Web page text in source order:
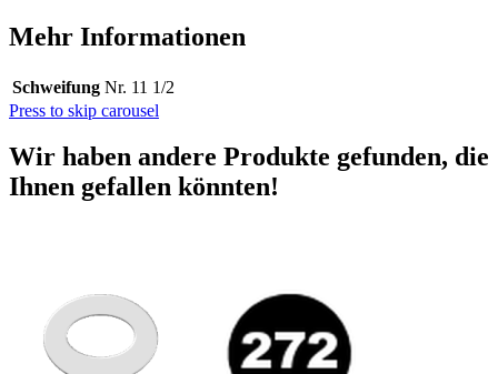
Mehr Informationen
Schweifung Nr. 11 1/2
Press to skip carousel
Wir haben andere Produkte gefunden, die
Ihnen gefallen könnten!